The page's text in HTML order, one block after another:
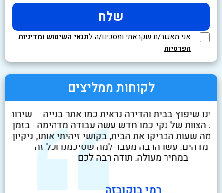
אני מאשר/ת שקראתי ומסכים/ה לתנאי השימוש ומדיניות
הפרטיות
לקוחות ממליצים
עשינו שיפוץ בבית והדירה נראית כמו אתר בנייה
ממש. הצוות של נקי כמו חדש עשה עבודה מדהימה
תוך כמה שעות הבריקו את הבית, בקושי זיהיתי אותו,
משהו מדהים. עשו הרבה מעבר למה שסיכמנו וכל זה
במחיר מעולה. תודה רבה לכם